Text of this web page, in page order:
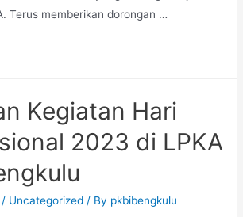
Terus memberikan dorongan …
Kegiatan Hari
2023 di LPKA
/ Uncategorized / By pkbibengkulu